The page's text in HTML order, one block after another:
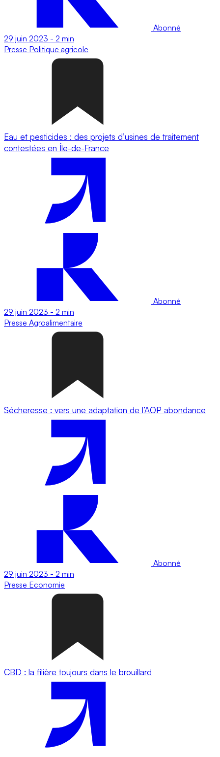
Abonné
29 juin 2023 - 2 min
Presse Politique agricole
Eau et pesticides : des projets d’usines de traitement
contestées en Île-de-France
Abonné
29 juin 2023 - 2 min
Presse Agroalimentaire
Sécheresse : vers une adaptation de l’AOP abondance
Abonné
29 juin 2023 - 2 min
Presse Economie
CBD : la filière toujours dans le brouillard